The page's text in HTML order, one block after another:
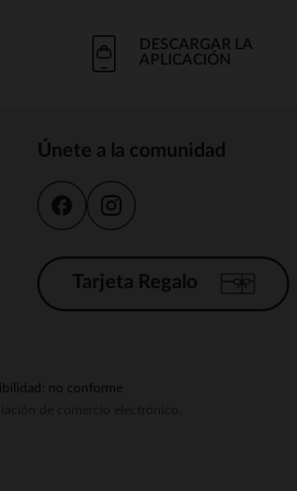
DESCARGAR LA
APLICACIÓN
Únete a la comunidad
Tarjeta Regalo
no conforme